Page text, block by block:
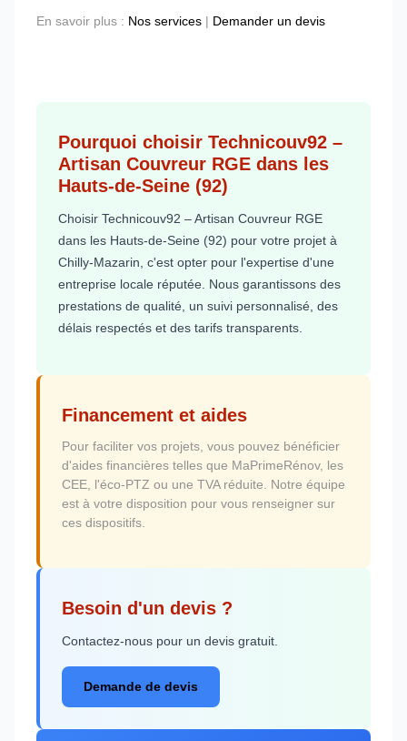
En savoir plus : Nos services | Demander un devis
Pourquoi choisir Technicouv92 –
Artisan Couvreur RGE dans les
Hauts-de-Seine (92)
Choisir Technicouv92 – Artisan Couvreur RGE
dans les Hauts-de-Seine (92) pour votre projet à
Chilly-Mazarin, c'est opter pour l'expertise d'une
entreprise locale réputée. Nous garantissons des
prestations de qualité, un suivi personnalisé, des
délais respectés et des tarifs transparents.
Financement et aides
Pour faciliter vos projets, vous pouvez bénéficier
d'aides financières telles que MaPrimeRénov, les
CEE, l'éco-PTZ ou une TVA réduite. Notre équipe
est à votre disposition pour vous renseigner sur
ces dispositifs.
Besoin d'un devis ?
Contactez-nous pour un devis gratuit.
Demande de devis